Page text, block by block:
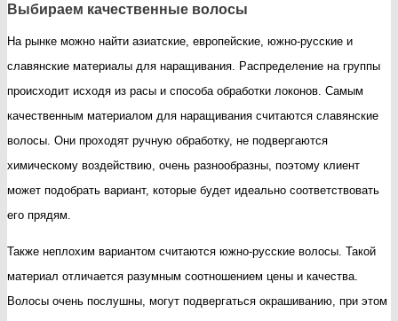
Выбираем качественные волосы
На рынке можно найти азиатские, европейские, южно-русские и
славянские материалы для наращивания. Распределение на группы
происходит исходя из расы и способа обработки локонов. Самым
качественным материалом для наращивания считаются славянские
волосы. Они проходят ручную обработку, не подвергаются
химическому воздействию, очень разнообразны, поэтому клиент
может подобрать вариант, которые будет идеально соответствовать
его прядям.
Также неплохим вариантом считаются южно-русские волосы. Такой
материал отличается разумным соотношением цены и качества.
Волосы очень послушны, могут подвергаться окрашиванию, при этом